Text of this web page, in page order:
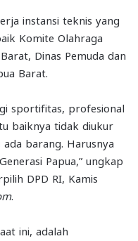
instansi teknis yang
Komite Olahraga
Dinas Pemuda dan
Barat.
sportifitas, profesional
baiknya tidak diukur
barang. Harusnya
Papua,” ungkap
DPD RI, Kamis
.
ini, adalah